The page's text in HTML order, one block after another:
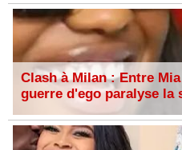
Clash à Milan : Entre
guerre d'ego paralyse la